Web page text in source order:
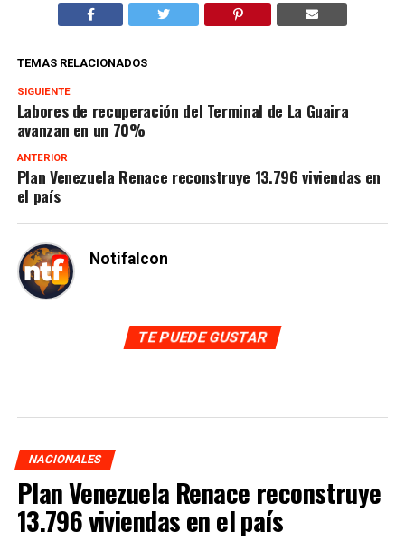
TEMAS RELACIONADOS
SIGUIENTE
Labores de recuperación del Terminal de La Guaira
avanzan en un 70%
ANTERIOR
Plan Venezuela Renace reconstruye 13.796 viviendas en
el país
Notifalcon
TE PUEDE GUSTAR
NACIONALES
Plan Venezuela Renace reconstruye
13.796 viviendas en el país